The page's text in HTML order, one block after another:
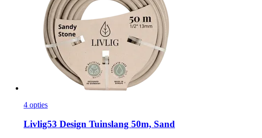
4 opties
Livlig53 Design Tuinslang 50m, Sand